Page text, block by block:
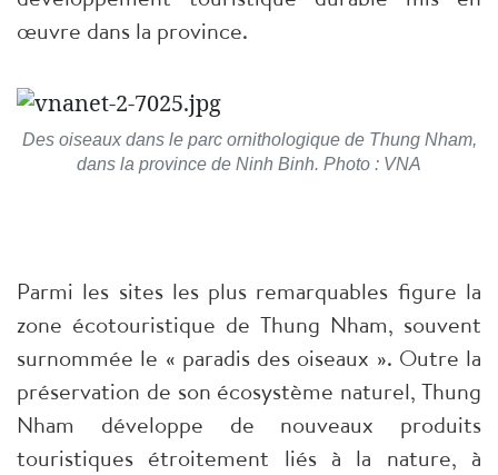
œuvre dans la province.
Des oiseaux dans le parc ornithologique de Thung Nham,
dans la province de Ninh Binh. Photo : VNA
Parmi les sites les plus remarquables figure la
zone écotouristique de Thung Nham, souvent
surnommée le « paradis des oiseaux ». Outre la
préservation de son écosystème naturel, Thung
Nham développe de nouveaux produits
touristiques étroitement liés à la nature, à